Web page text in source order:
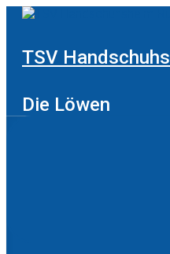
Zum
TSV
Die Löwen